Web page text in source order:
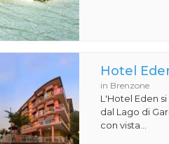
Hotel
in Brenzone
L'Hotel Eden
dal Lago di
con vista...